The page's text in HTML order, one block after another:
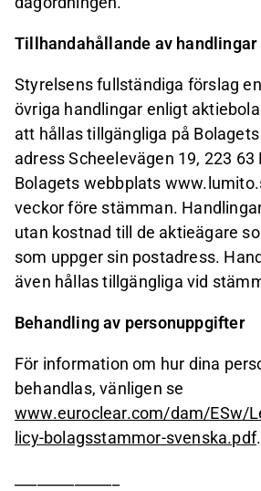
Tillhandahållande av handlingar
Styrelsens fullständiga förslag
övriga handlingar enligt
att hållas tillgängliga på
adress Scheelevägen 19, 223 63
Bolagets webbplats
veckor före stämman.
utan kostnad till de aktieägare
som uppger sin postadress.
även hållas tillgängliga vid
Behandling av personuppgifter
För information om hur dina
behandlas, vänligen se
www.euroclear.com/dam/ESw/
licy-bolagsstammor-svenska.pdf.